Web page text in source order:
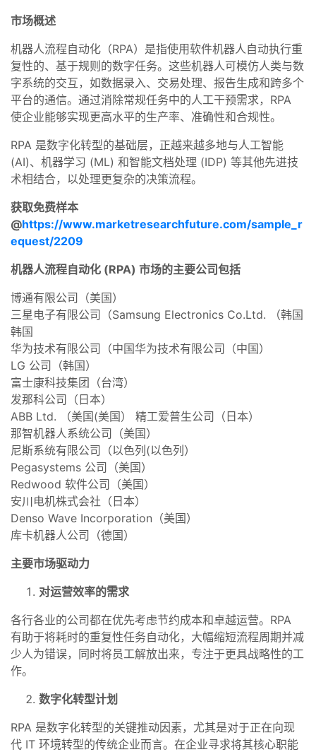
市场概述
机器人流程自动化（RPA）是指使用软件机器人自动执行重
复性的、基于规则的数字任务。这些机器人可模仿人类与数
字系统的交互，如数据录入、交易处理、报告生成和跨多个
平台的通信。通过消除常规任务中的人工干预需求，RPA
使企业能够实现更高水平的生产率、准确性和合规性。
RPA 是数字化转型的基础层，正越来越多地与人工智能
(AI)、机器学习 (ML) 和智能文档处理 (IDP) 等其他先进技
术相结合，以处理更复杂的决策流程。
获取免费样本
@https://www.marketresearchfuture.com/sample_r
equest/2209
机器人流程自动化 (RPA) 市场的主要公司包括
博通有限公司（美国）
三星电子有限公司（Samsung Electronics Co.Ltd. （韩国
韩国
华为技术有限公司（中国华为技术有限公司（中国）
LG 公司（韩国）
富士康科技集团（台湾）
发那科公司（日本）
ABB Ltd. （美国(美国） 精工爱普生公司（日本）
那智机器人系统公司（美国）
尼斯系统有限公司（以色列(以色列）
Pegasystems 公司（美国）
Redwood 软件公司（美国）
安川电机株式会社（日本）
Denso Wave Incorporation（美国）
库卡机器人公司（德国）
主要市场驱动力
对运营效率的需求
各行各业的公司都在优先考虑节约成本和卓越运营。RPA
有助于将耗时的重复性任务自动化，大幅缩短流程周期并减
少人为错误，同时将员工解放出来，专注于更具战略性的工
作。
数字化转型计划
RPA 是数字化转型的关键推动因素，尤其是对于正在向现
代 IT 环境转型的传统企业而言。在企业寻求将其核心职能